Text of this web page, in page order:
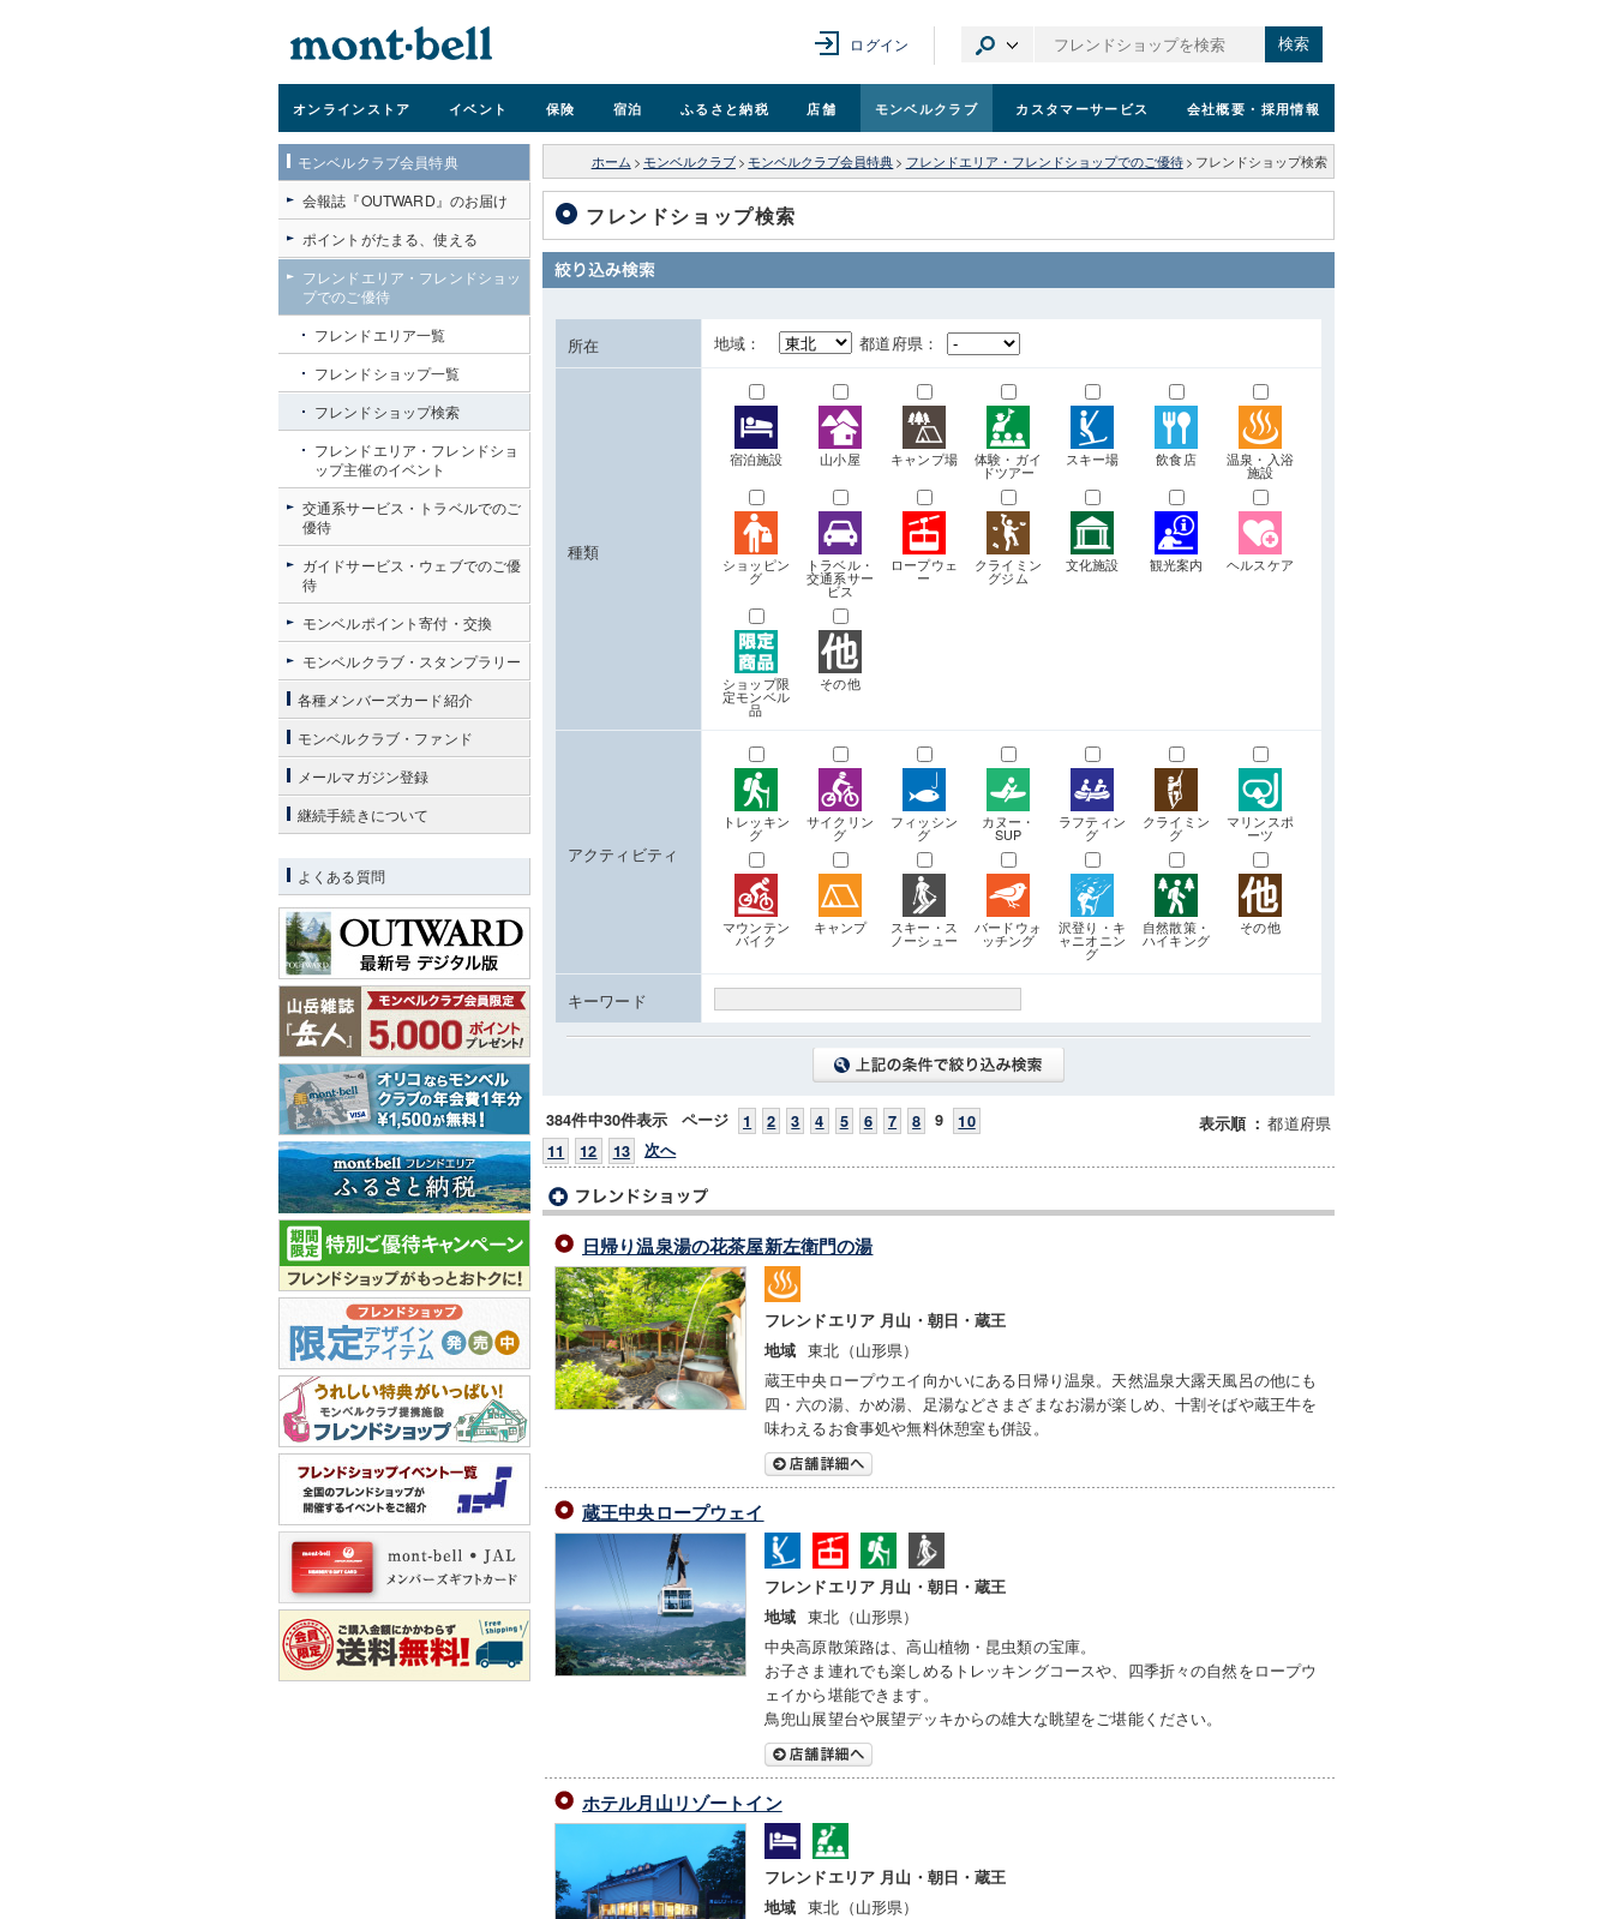
ログイン 検索
オンラインストア イベント 保険 宿泊 ふるさと納税 店舗 モンベルクラブ カスタマーサービス 会社概要 ・採用情報
ホーム > モンベルクラブ > モンベルクラブ会員特典 > フレンドエリア・フレンドショップでのご優待 > フレンドショップ検索
フレンドショップ検索
所在 地域： 都道府県：
種類
宿泊施設 山小屋 キャンプ場 体験・ガイ
ドツアー
スキー場 飲食店 温泉・入浴
施設
ショッピン
グ
トラベル・
交通系サー
ビス
ロープウェ
ー
クライミン
グジム
文化施設 観光案内 ヘルスケア
ショップ限
定モンベル
品
その他
アクティビティ
トレッキン
グ
サイクリン
グ
フィッシン
グ
カヌー・
SUP
ラフティン
グ
クライミン
グ
マリンスポ
ーツ
マウンテン
バイク
キャンプ スキー・ス
ノーシュー
バードウォ
ッチング
沢登り・キ
ャニオニン
グ
自然散策・
ハイキング
その他
キーワード
384件中30件表示 ページ 1 2 3 4 5 6 7 8 9
10
11
12 13 次へ
表示順 ： 都道府県
日帰り温泉湯の花茶屋新左衛門の湯
フレンドエリア 月山・朝日・蔵王
地域 東北（山形県）
蔵王中央ロープウエイ向かいにある日帰り温泉。天然温泉大露天風呂の他にも
四・六の湯、かめ湯、足湯などさまざまなお湯が楽しめ、十割そばや蔵王牛を
味わえるお食事処や無料休憩室も併設。
蔵王中央ロープウェイ
フレンドエリア 月山・朝日・蔵王
地域 東北（山形県）
中央高原散策路は、高山植物・昆虫類の宝庫。
お子さま連れでも楽しめるトレッキングコースや、四季折々の自然をロープウ
ェイから堪能できます。
鳥兜山展望台や展望デッキからの雄大な眺望をご堪能ください。
ホテル月山リゾートイン
フレンドエリア 月山・朝日・蔵王
地域 東北（山形県）
モンベルクラブ会員特典
会報誌『OUTWARD』のお届け
ポイントがたまる、使える
フレンドエリア・フレンドショッ
プでのご優待
フレンドエリア一覧
フレンドショップ一覧
フレンドショップ検索
フレンドエリア・フレンドショ
ップ主催のイベント
交通系サービス・トラベルでのご
優待
ガイドサービス・ウェブでのご優
待
モンベルポイント寄付・交換
モンベルクラブ・スタンプラリー
各種メンバーズカード紹介
モンベルクラブ・ファンド
メールマガジン登録
継続手続きについて
よくある質問